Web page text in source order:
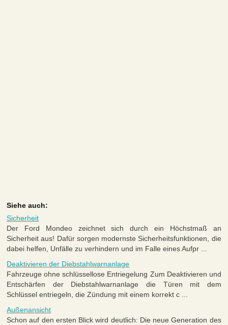
Siehe auch:
Sicherheit
Der Ford Mondeo zeichnet sich durch ein Höchstmaß an
Sicherheit aus! Dafür sorgen modernste Sicherheitsfunktionen, die
dabei helfen, Unfälle zu verhindern und im Falle eines Aufpr ...
Deaktivieren der Diebstahlwarnanlage
Fahrzeuge ohne schlüssellose Entriegelung Zum Deaktivieren und
Entschärfen der Diebstahlwarnanlage die Türen mit dem
Schlüssel entriegeln, die Zündung mit einem korrekt c ...
Außenansicht
Schon auf den ersten Blick wird deutlich: Die neue Generation des